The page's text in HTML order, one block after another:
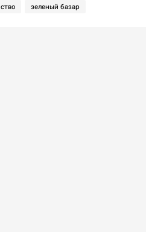
зеленый базар